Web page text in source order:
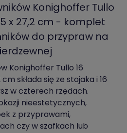
Konighoffer Tullo
x 27,2 cm - komplet
do przypraw na
Konighoffer Tullo 16
składa się ze stojaka i 16
w czterech rzędach.
nieestetycznych,
z przyprawami,
czy w szafkach lub